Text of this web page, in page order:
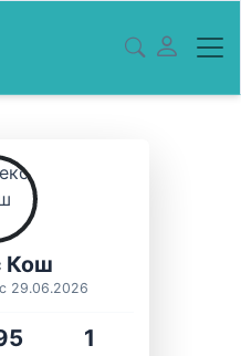
Кош
29.06.2026
1